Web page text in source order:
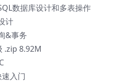
数据库设计和多表操作
计
&事务
8.92M
入门